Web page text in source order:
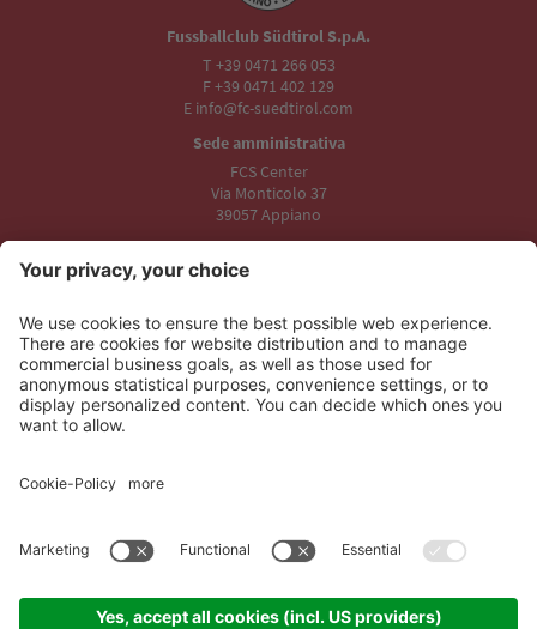
Fussballclub Südtirol S.p.A.
T +39 0471 266 053
F +39 0471 402 129
E info@fc-suedtirol.com
Sede amministrativa
FCS Center
Via Monticolo 37
39057 Appiano
Stadio Druso
39100 Bolzano